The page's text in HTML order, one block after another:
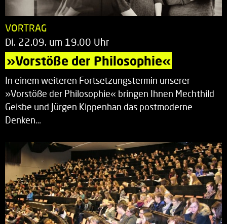
VORTRAG
Di. 22.09. um 19.00 Uhr
»Vorstöße der Philosophie«
In einem weiteren Fortsetzungstermin unserer
»Vorstöße der Philosophie« bringen Ihnen Mechthild
Geisbe und Jürgen Kippenhan das postmoderne
Denken…